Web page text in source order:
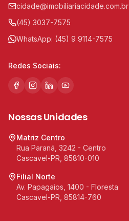
cidade@imobiliariacidade.com.br
(45) 3037-7575
WhatsApp: (45) 9 9114-7575
Redes Sociais:
Nossas Unidades
Matriz Centro
Rua Paraná, 3242 - Centro
Cascavel-PR, 85810-010
Filial Norte
Av. Papagaios, 1400 - Floresta
Cascavel-PR, 85814-760